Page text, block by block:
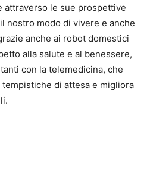
attraverso le sue prospettive
nostro modo di vivere e anche
anche ai robot domestici
alla salute e al benessere,
con la telemedicina, che
di attesa e migliora